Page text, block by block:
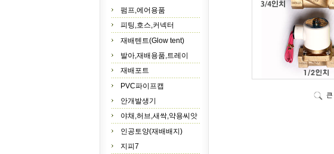
펌프,에어용품
피팅,호스,커넥터
재배텐트(Glow tent)
발아,재배용품,트레이
재배포트
PVC파이프캡
안개발생기
야채,허브,새싹,약용씨앗
인공토양(재배배지)
지피7